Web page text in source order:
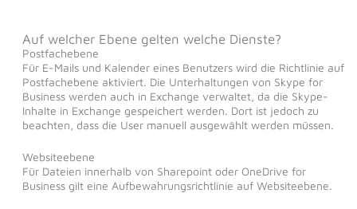
Auf welcher Ebene gelten welche Dienste?
Postfachebene
Für E-Mails und Kalender eines Benutzers wird die Richtlinie auf
Postfachebene aktiviert. Die Unterhaltungen von Skype for
Business werden auch in Exchange verwaltet, da die Skype-
Inhalte in Exchange gespeichert werden. Dort ist jedoch zu
beachten, dass die User manuell ausgewählt werden müssen.
Websiteebene
Für Dateien innerhalb von Sharepoint oder OneDrive for
Business gilt eine Aufbewahrungsrichtlinie auf Websiteebene.